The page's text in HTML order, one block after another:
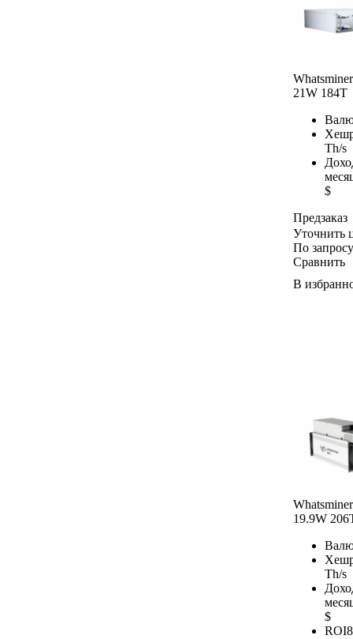
21W 184T
Th/s
$
Предзаказ
Уточнить
По запросу
Сравнить
В
19.9W
Th/s
$
ROI